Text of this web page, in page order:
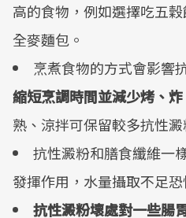
高的食物，例如選擇吃五
全麥麵包。
烹煮食物的方式會影響
縮短烹調時間並減少烤、
熟、涼拌可保留較多抗性澱
抗性澱粉和膳食纖維一
發揮作用，水量攝取不足恐
抗性澱粉壞處對一些腸